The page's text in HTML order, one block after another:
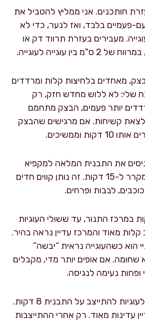
חותכנים. אני ממליץ להטביל את
פעמיים בלבד, ואז לנער, כדי לא
מעבירים בעזרת תרווד דק או
עוגייה לעוגייה.
מאחדים בלחיצות קלות ומרדדים
שלי: לא ללוש מחדש חזק, רק
יותר פעמים, הבצק מתחמם
לצאת קשיחות. אם מרגישים שהבצק
וממשיכים.
את התבנית המלאה למקפיא
ל-10 דקות או למקרר ל-15 דקות. זה נותן קווים חדים
לבבות ופרחים.
10–12 דקות במרכז התנור, עד ששולי העוגיות
מאוד והמרכז עדיין נראה בהיר.
הוא כשהעוגייה נראית “יבשה”
אם אופים יותר מדי, מקבלים
ופחות נעימה לנגיסה.
מוציאים ומניחים לעוגיות להתייצב על התבנית 8 דקות.
עדינות מאוד. רק אחרי ההתייצבות